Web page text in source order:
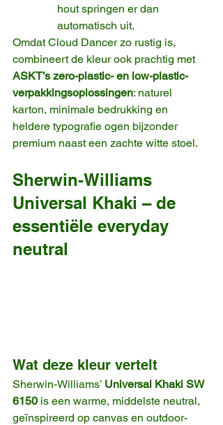
hout springen er dan
automatisch uit.
Omdat Cloud Dancer zo rustig is,
combineert de kleur ook prachtig met
ASKT’s zero-plastic- en low-plastic-
verpakkingsoplossingen: naturel
karton, minimale bedrukking en
heldere typografie ogen bijzonder
premium naast een zachte witte stoel.
Sherwin-Williams
Universal Khaki – de
essentiële everyday
neutral
Wat deze kleur vertelt
Sherwin-Williams’ Universal Khaki SW
6150 is een warme, middelste neutral,
geïnspireerd op canvas en outdoor-